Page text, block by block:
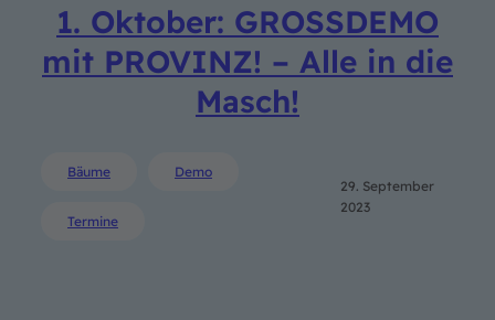
1. Oktober: GROSSDEMO
mit PROVINZ! – Alle in die
Masch!
Bäume Demo
Termine
29. September
2023